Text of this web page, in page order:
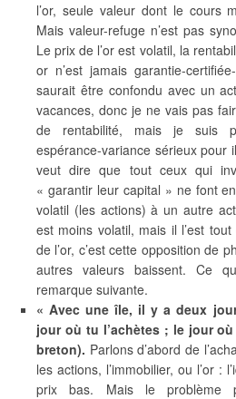
l’or, seule valeur dont le cours
Mais valeur-refuge n’est pas
Le prix de l’or est volatil, la
or n’est jamais garantie-
saurait être confondu avec un
vacances, donc je ne vais pas
de rentabilité, mais je suis
espérance-variance sérieux pour
veut dire que tout ceux qui
« garantir leur capital » ne font
volatil (les actions) à un autre
est moins volatil, mais il l’est
de l’or, c’est cette opposition de
autres valeurs baissent. Ce
remarque suivante.
« Avec une île, il y a deux
jour où tu l’achètes ; le jour
breton). Parlons d’abord de
les actions, l’immobilier, ou l’or :
prix bas. Mais le problème